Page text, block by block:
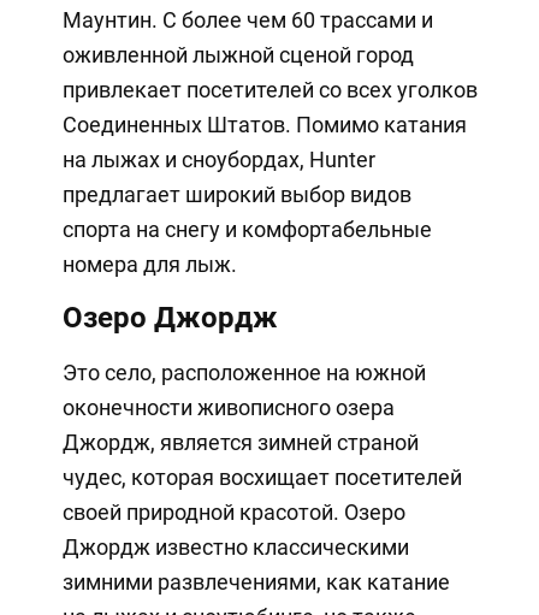
Маунтин. С более чем 60 трассами и
оживленной лыжной сценой город
привлекает посетителей со всех уголков
Соединенных Штатов. Помимо катания
на лыжах и сноубордах, Hunter
предлагает широкий выбор видов
спорта на снегу и комфортабельные
номера для лыж.
Озеро Джордж
Это село, расположенное на южной
оконечности живописного озера
Джордж, является зимней страной
чудес, которая восхищает посетителей
своей природной красотой. Озеро
Джордж известно классическими
зимними развлечениями, как катание